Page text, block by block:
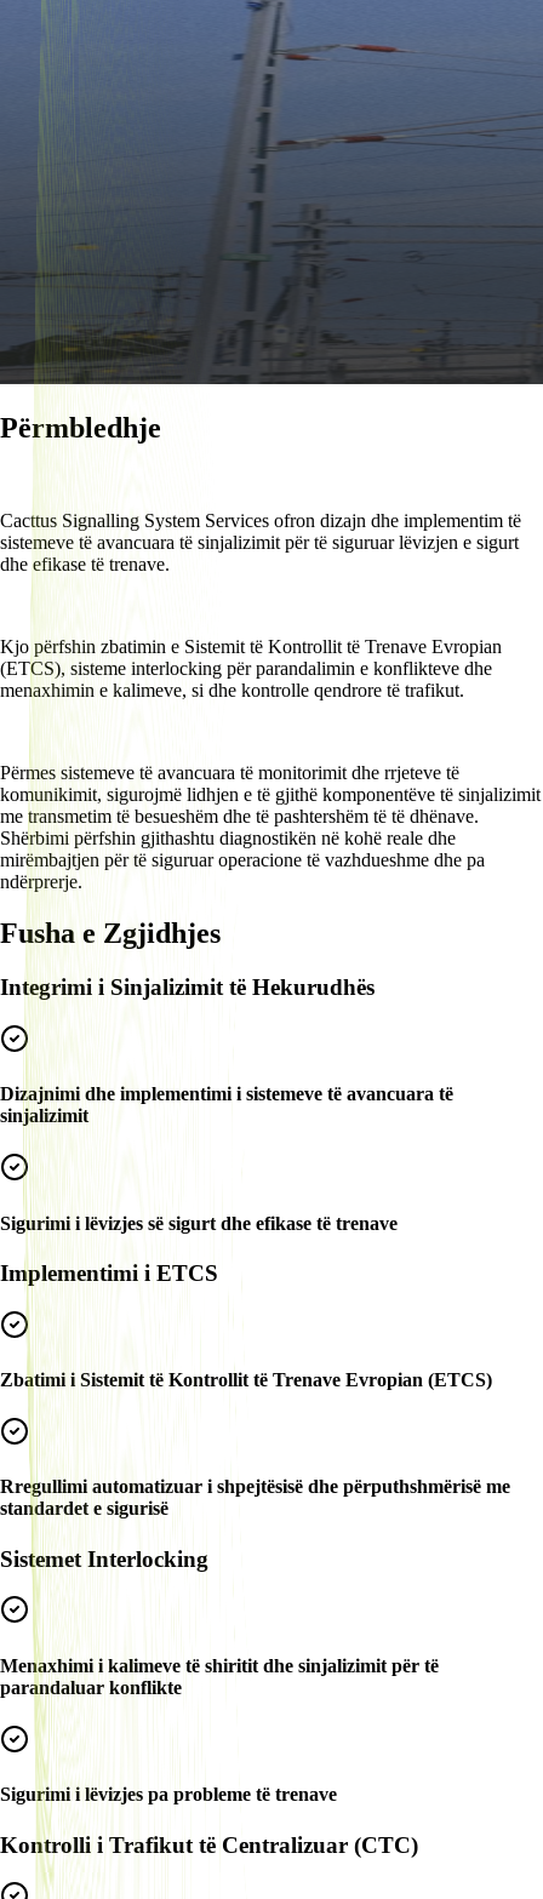
Përmbledhje
Cacttus Signalling System Services ofron dizajn dhe implementim të
sistemeve të avancuara të sinjalizimit për të siguruar lëvizjen e sigurt
dhe efikase të trenave.
Kjo përfshin zbatimin e Sistemit të Kontrollit të Trenave Evropian
(ETCS), sisteme interlocking për parandalimin e konflikteve dhe
menaxhimin e kalimeve, si dhe kontrolle qendrore të trafikut.
Përmes sistemeve të avancuara të monitorimit dhe rrjeteve të
komunikimit, sigurojmë lidhjen e të gjithë komponentëve të sinjalizimit
me transmetim të besueshëm dhe të pashtershëm të të dhënave.
Shërbimi përfshin gjithashtu diagnostikën në kohë reale dhe
mirëmbajtjen për të siguruar operacione të vazhdueshme dhe pa
ndërprerje.
Fusha e Zgjidhjes
Integrimi i Sinjalizimit të Hekurudhës
Dizajnimi dhe implementimi i sistemeve të avancuara të
sinjalizimit
Sigurimi i lëvizjes së sigurt dhe efikase të trenave
Implementimi i ETCS
Zbatimi i Sistemit të Kontrollit të Trenave Evropian (ETCS)
Rregullimi automatizuar i shpejtësisë dhe përputhshmërisë me
standardet e sigurisë
Sistemet Interlocking
Menaxhimi i kalimeve të shiritit dhe sinjalizimit për të
parandaluar konflikte
Sigurimi i lëvizjes pa probleme të trenave
Kontrolli i Trafikut të Centralizuar (CTC)